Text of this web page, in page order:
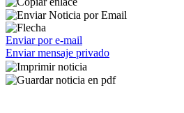
Enviar por e-mail
Enviar mensaje privado